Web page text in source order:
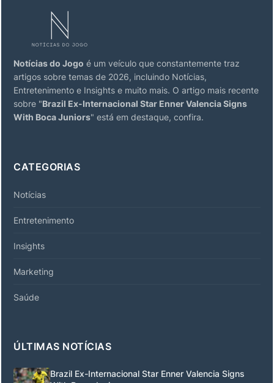
Notícias do Jogo é um veículo que constantemente traz
artigos sobre temas de 2026, incluindo Notícias,
Entretenimento e Insights e muito mais. O artigo mais recente
sobre "Brazil Ex-Internacional Star Enner Valencia Signs
With Boca Juniors" está em destaque, confira.
CATEGORIAS
Notícias
Entretenimento
Insights
Marketing
Saúde
ÚLTIMAS NOTÍCIAS
Brazil Ex-Internacional Star Enner Valencia Signs